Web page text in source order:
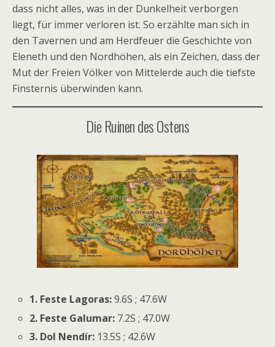
dass nicht alles, was in der Dunkelheit verborgen
liegt, für immer verloren ist. So erzählte man sich in
den Tavernen und am Herdfeuer die Geschichte von
Eleneth und den Nordhöhen, als ein Zeichen, dass der
Mut der Freien Völker von Mittelerde auch die tiefste
Finsternis überwinden kann.
Die Ruinen des Ostens
1. Feste Lagoras:9.6S ; 47.6W
2. Feste Galumar: 7.2S ; 47.0W
3. Dol Nendír: 13.5S ; 42.6W